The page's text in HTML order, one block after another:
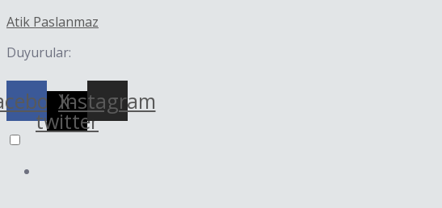
atla
Atik Paslanmaz
Duyurular:
X-
twitter
Instagram
dolaşımı